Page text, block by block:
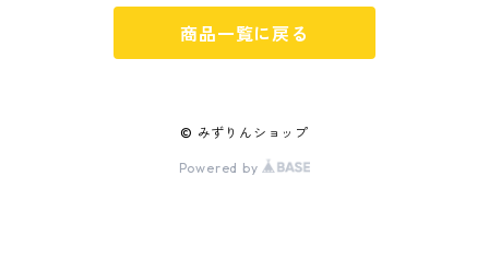
商品一覧に戻る
© みずりんショップ
Powered by